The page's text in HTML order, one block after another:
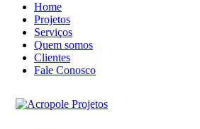
Home
Projetos
Serviços
Quem somos
Clientes
Fale Conosco